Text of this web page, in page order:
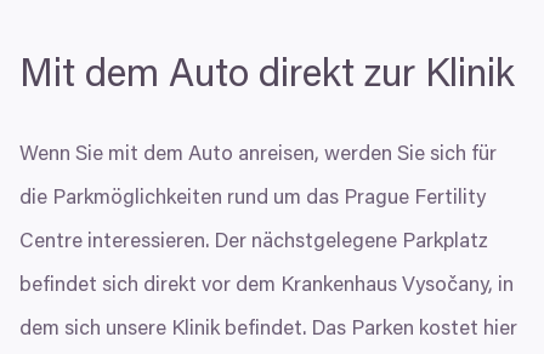
dalšími informacemi, které jste jim poskytli nebo které
Povolit výběr
Odmítnout
Mit dem Auto direkt zur Klinik
Wenn Sie mit dem Auto anreisen, werden Sie sich für
die Parkmöglichkeiten rund um das Prague Fertility
Centre interessieren. Der nächstgelegene Parkplatz
befindet sich direkt vor dem Krankenhaus Vysočany, in
dem sich unsere Klinik befindet. Das Parken kostet hier